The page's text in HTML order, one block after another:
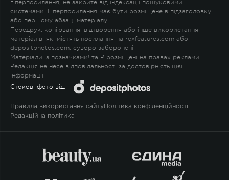
гіперпосилання, не закрите від індексації пошуковими
системами. Гіперпосилання має бути розміщене в підзаголовку
або першому абзаці матеріалу.
Передрук, копіювання, відтворення або інше використання
матеріалів, які містять посилання на rexfeatures.com або
depositphotos.com, суворо заборонені.
Матеріали із позначками! та P розміщені на правах реклами.
Редакція не несе відповідальності за достовірність цієї
інформації.
Стокові фото від:
Правила використання сайту Політика конфіденційності
Редакційна політика